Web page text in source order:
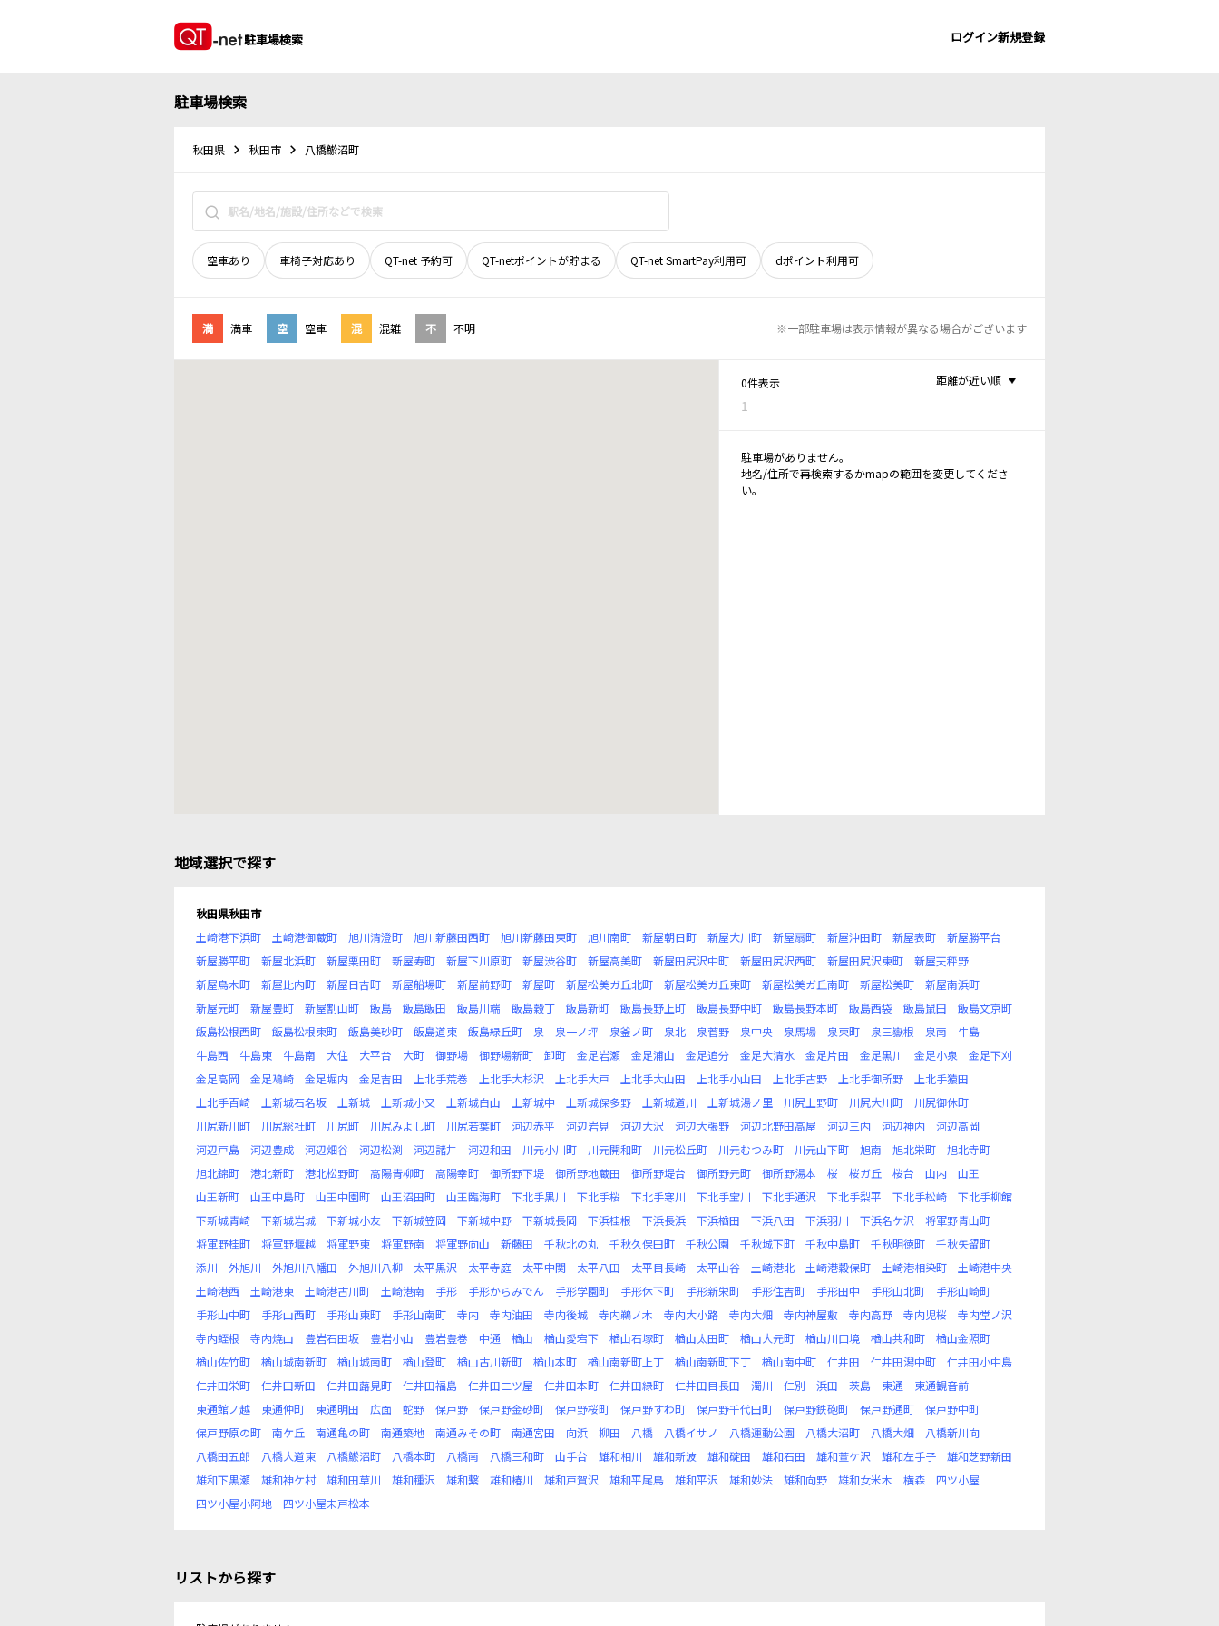
駐車場検索 ログイン新規登録
駐車場検索
秋田県 秋田市 八橋鯲沼町
空車あり 車椅子対応あり QT-net 予約可 QT-netポイントが貯まる QT-net SmartPay利用可 dポイント利用可
満 満車 空 空車 混 混雑 不 不明 ※一部駐車場は表示情報が異なる場合がございます
0件表示
1
距離が近い順
駐車場がありません。
地名/住所で再検索するかmapの範囲を変更してくださ
い。
地域選択で探す
秋田県秋田市
土崎港下浜町
土崎港御蔵町 旭川清澄町 旭川新藤田西町 旭川新藤田東町 旭川南町 新屋朝日町 新屋大川町 新屋扇町 新屋沖田町 新屋表町
新屋勝平台
新屋勝平町
新屋北浜町 新屋栗田町 新屋寿町 新屋下川原町 新屋渋谷町 新屋高美町 新屋田尻沢中町 新屋田尻沢西町 新屋田尻沢東町
新屋天秤野
新屋鳥木町
新屋比内町 新屋日吉町 新屋船場町 新屋前野町 新屋町 新屋松美ガ丘北町 新屋松美ガ丘東町 新屋松美ガ丘南町 新屋松美町
新屋南浜町
新屋元町
新屋豊町 新屋割山町 飯島 飯島飯田 飯島川端 飯島穀丁 飯島新町 飯島長野上町 飯島長野中町 飯島長野本町 飯島西袋 飯島鼠田
飯島文京町
飯島松根西町
飯島松根東町 飯島美砂町 飯島道東 飯島緑丘町 泉 泉一ノ坪 泉釜ノ町 泉北 泉菅野 泉中央 泉馬場 泉東町 泉三嶽根 泉南
牛島
牛島西
牛島東 牛島南 大住 大平台 大町 御野場 御野場新町 卸町 金足岩瀬 金足浦山 金足追分 金足大清水 金足片田 金足黒川 金足小泉
金足下刈
金足高岡
金足鳰崎 金足堀内 金足吉田 上北手荒巻 上北手大杉沢 上北手大戸 上北手大山田 上北手小山田 上北手古野 上北手御所野
上北手猿田
上北手百崎
上新城石名坂 上新城 上新城小又 上新城白山 上新城中 上新城保多野 上新城道川 上新城湯ノ里 川尻上野町 川尻大川町
川尻御休町
川尻新川町
川尻総社町 川尻町 川尻みよし町 川尻若葉町 河辺赤平 河辺岩見 河辺大沢 河辺大張野 河辺北野田高屋 河辺三内 河辺神内
河辺高岡
河辺戸島
河辺豊成 河辺畑谷 河辺松渕 河辺諸井 河辺和田 川元小川町 川元開和町 川元松丘町 川元むつみ町 川元山下町 旭南 旭北栄町
旭北寺町
旭北錦町
港北新町 港北松野町 高陽青柳町 高陽幸町 御所野下堤 御所野地蔵田 御所野堤台 御所野元町 御所野湯本 桜 桜ガ丘 桜台 山内
山王
山王新町
山王中島町 山王中園町 山王沼田町 山王臨海町 下北手黒川 下北手桜 下北手寒川 下北手宝川 下北手通沢 下北手梨平 下北手松崎
下北手柳館
下新城青崎
下新城岩城 下新城小友 下新城笠岡 下新城中野 下新城長岡 下浜桂根 下浜長浜 下浜楢田 下浜八田 下浜羽川 下浜名ケ沢
将軍野青山町
将軍野桂町
将軍野堰越 将軍野東 将軍野南 将軍野向山 新藤田 千秋北の丸 千秋久保田町 千秋公園 千秋城下町 千秋中島町 千秋明徳町
千秋矢留町
添川
外旭川 外旭川八幡田 外旭川八柳 太平黒沢 太平寺庭 太平中関 太平八田 太平目長崎 太平山谷 土崎港北 土崎港穀保町 土崎港相染町
土崎港中央
土崎港西
土崎港東 土崎港古川町 土崎港南 手形 手形からみでん 手形学園町 手形休下町 手形新栄町 手形住吉町 手形田中 手形山北町
手形山崎町
手形山中町
手形山西町 手形山東町 手形山南町 寺内 寺内油田 寺内後城 寺内鵜ノ木 寺内大小路 寺内大畑 寺内神屋敷 寺内高野 寺内児桜
寺内堂ノ沢
寺内蛭根
寺内焼山 豊岩石田坂 豊岩小山 豊岩豊巻 中通 楢山 楢山愛宕下 楢山石塚町 楢山太田町 楢山大元町 楢山川口境 楢山共和町
楢山金照町
楢山佐竹町
楢山城南新町 楢山城南町 楢山登町 楢山古川新町 楢山本町 楢山南新町上丁 楢山南新町下丁 楢山南中町 仁井田 仁井田潟中町
仁井田小中島
仁井田栄町
仁井田新田 仁井田蕗見町 仁井田福島 仁井田二ツ屋 仁井田本町 仁井田緑町 仁井田目長田 濁川 仁別 浜田 茨島 東通
東通観音前
東通館ノ越
東通仲町 東通明田 広面 蛇野 保戸野 保戸野金砂町 保戸野桜町 保戸野すわ町 保戸野千代田町 保戸野鉄砲町 保戸野通町
保戸野中町
保戸野原の町
南ケ丘 南通亀の町 南通築地 南通みその町 南通宮田 向浜 柳田 八橋 八橋イサノ 八橋運動公園 八橋大沼町 八橋大畑
八橋新川向
八橋田五郎
八橋大道東 八橋鯲沼町 八橋本町 八橋南 八橋三和町 山手台 雄和相川 雄和新波 雄和碇田 雄和石田 雄和萱ケ沢 雄和左手子
雄和芝野新田
雄和下黒瀬
雄和神ケ村 雄和田草川 雄和種沢 雄和繋 雄和椿川 雄和戸賀沢 雄和平尾鳥 雄和平沢 雄和妙法 雄和向野 雄和女米木 横森
四ツ小屋
四ツ小屋小阿地
四ツ小屋末戸松本
リストから探す